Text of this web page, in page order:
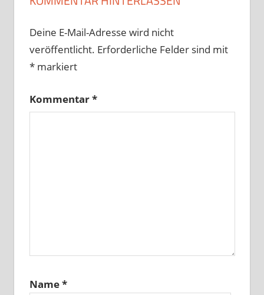
Deine E-Mail-Adresse wird nicht
veröffentlicht. Erforderliche Felder sind mit
*markiert
Kommentar*
Name*